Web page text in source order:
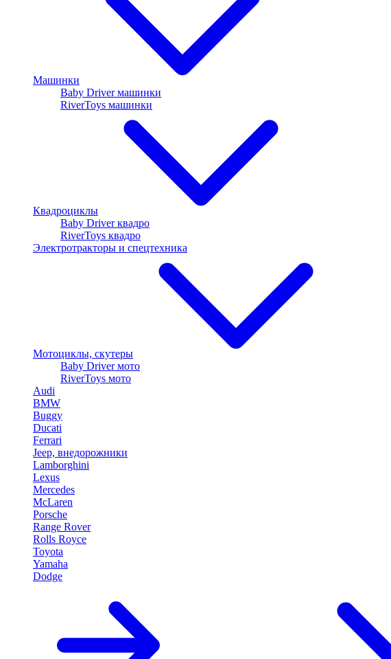
Машинки
Baby Driver машинки
RiverToys машинки
Квадроциклы
Baby Driver квадро
RiverToys квадро
Электротракторы и спецтехника
Мотоциклы, скутеры
Baby Driver мото
RiverToys мото
Audi
BMW
Buggy
Ducati
Ferrari
Jeep, внедорожники
Lamborghini
Lexus
Mercedes
McLaren
Porsche
Range Rover
Rolls Royce
Toyota
Yamaha
Dodge